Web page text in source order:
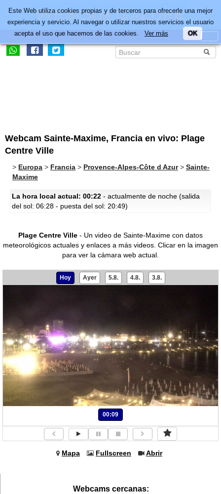
Webcam Sainte-Maxime, Francia en vivo: Plage
Centre Ville
> Europa > Francia > Provence-Alpes-Côte d Azur> Sainte-
Maxime
La hora local actual: 00:22 - actualmente de noche (salida
del sol: 06:28 - puesta del sol: 20:49)
Plage Centre Ville - Un video de Sainte-Maxime con datos
meteorológicos actuales y enlaces a más videos. Clicar en la imagen
para ver la cámara web actual.
Hoy Ayer 5.8. 4.8. 3.8.
00:09
Mapa Fullscreen Abrir
Webcams cercanas:
Este Web utiliza cookies propias y de terceros para ofrecerle una mejor
experiencia y servicio. Al navegar o utilizar nuestros servicios el usuario
acepta el uso que hacemos de las cookies. Ver más OK